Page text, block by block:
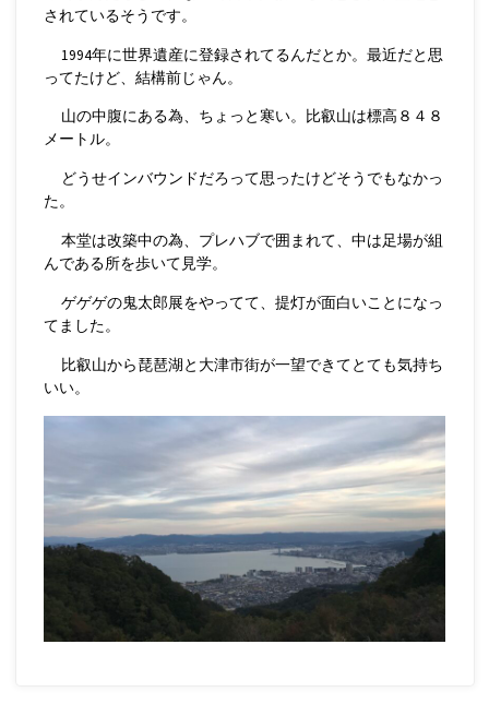
されているそうです。
1994年に世界遺産に登録されてるんだとか。最近だと思
ってたけど、結構前じゃん。
山の中腹にある為、ちょっと寒い。比叡山は標高８４８
メートル。
どうせインバウンドだろって思ったけどそうでもなかっ
た。
本堂は改築中の為、プレハブで囲まれて、中は足場が組
んである所を歩いて見学。
ゲゲゲの鬼太郎展をやってて、提灯が面白いことになっ
てました。
比叡山から琵琶湖と大津市街が一望できてとても気持ち
いい。